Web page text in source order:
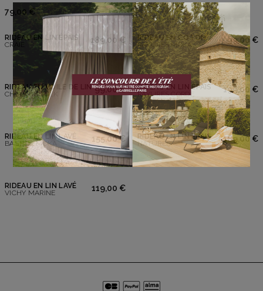
79,00 €
RIDEAU EN LIN ÉPAIS
CRAIE
189,00 €
RIDEAU EN COTON
RAYURES MOKA
99,00 €
RIDEAU EN VOILE DE LIN
CHEVRON MILK
99,00 €
RIDEAU EN LIN ÉPAIS
RAYURES CORDE
199,00 €
RIDEAU EN LIN LAVÉ
BASTIDE MOKA
155,00 €
RIDEAU EN LIN ÉPAIS
NATUREL
189,00 €
RIDEAU EN LIN LAVÉ
VICHY MARINE
119,00 €